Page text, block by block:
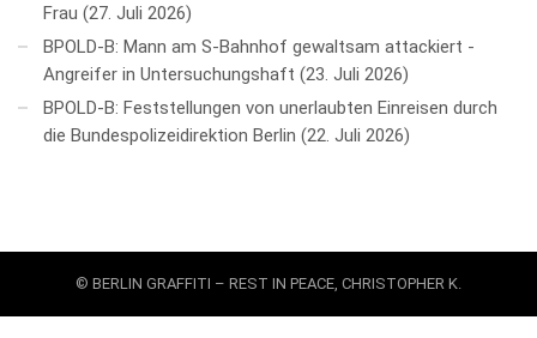
Frau
27. Juli 2026
BPOLD-B: Mann am S-Bahnhof gewaltsam attackiert -
Angreifer in Untersuchungshaft
23. Juli 2026
BPOLD-B: Feststellungen von unerlaubten Einreisen durch
die Bundespolizeidirektion Berlin
22. Juli 2026
© BERLIN GRAFFITI – REST IN PEACE, CHRISTOPHER K.